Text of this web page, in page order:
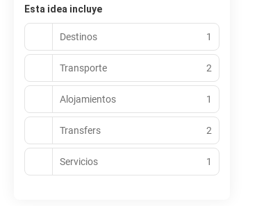
Esta idea incluye
Destinos 1
Transporte 2
Alojamientos 1
Transfers 2
Servicios 1